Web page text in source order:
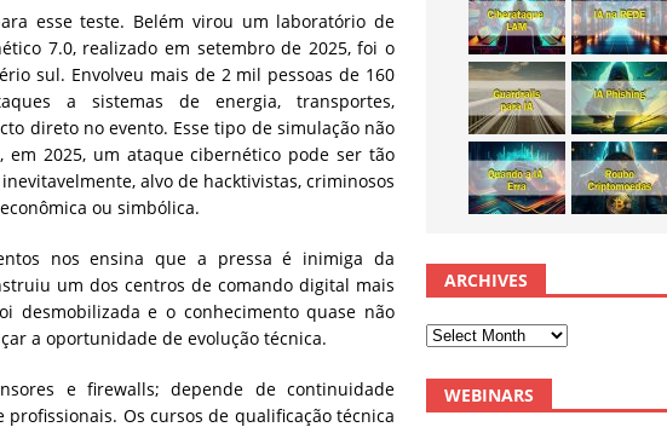
esse teste. Belém virou um laboratório de
7.0, realizado em setembro de 2025, foi o
sul. Envolveu mais de 2 mil pessoas de 160
a sistemas de energia, transportes,
direto no evento. Esse tipo de simulação não
2025, um ataque cibernético pode ser tão
alvo de hacktivistas, criminosos
ou simbólica.
nos ensina que a pressa é inimiga da
um dos centros de comando digital mais
desmobilizada e o conhecimento quase não
a oportunidade de evolução técnica.
e firewalls; depende de continuidade
Os cursos de qualificação técnica
ARCHIVES
WEBINARS